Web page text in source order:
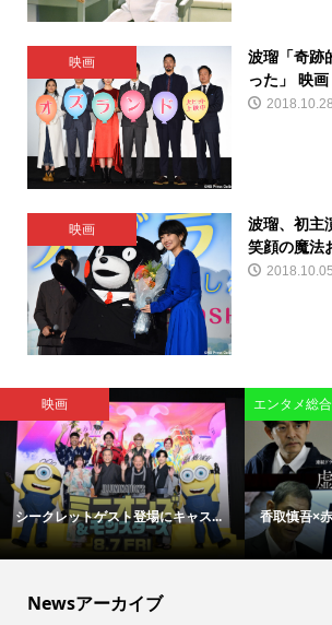
映画
波瑠「奇跡
った」 映
2018.10.28
映画
波瑠、初主
笑顔の魔法
2018.10.05
映画
シークレットゲスト登場にキャス...
エンタメ総
香取慎吾×
Newsアーカイブ